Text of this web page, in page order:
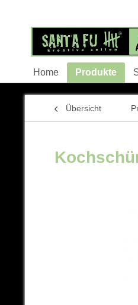
Home Produkte
Übersicht